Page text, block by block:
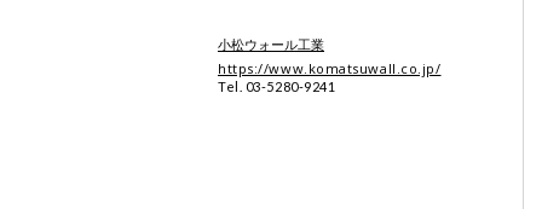
小松ウォール工業
https://www.komatsuwall.co.jp/
Tel. 03-5280-9241